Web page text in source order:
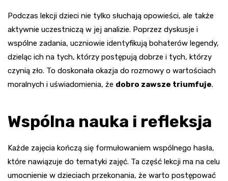
Podczas lekcji dzieci nie tylko słuchają opowieści, ale także
aktywnie uczestniczą w jej analizie. Poprzez dyskusje i
wspólne zadania, uczniowie identyfikują bohaterów legendy,
dzieląc ich na tych, którzy postępują dobrze i tych, którzy
czynią zło. To doskonała okazja do rozmowy o wartościach
moralnych i uświadomienia, że dobro zawsze triumfuje.
Wspólna nauka i refleksja
Każde zajęcia kończą się formułowaniem wspólnego hasła,
które nawiązuje do tematyki zajęć. Ta część lekcji ma na celu
umocnienie w dzieciach przekonania, że warto postępować